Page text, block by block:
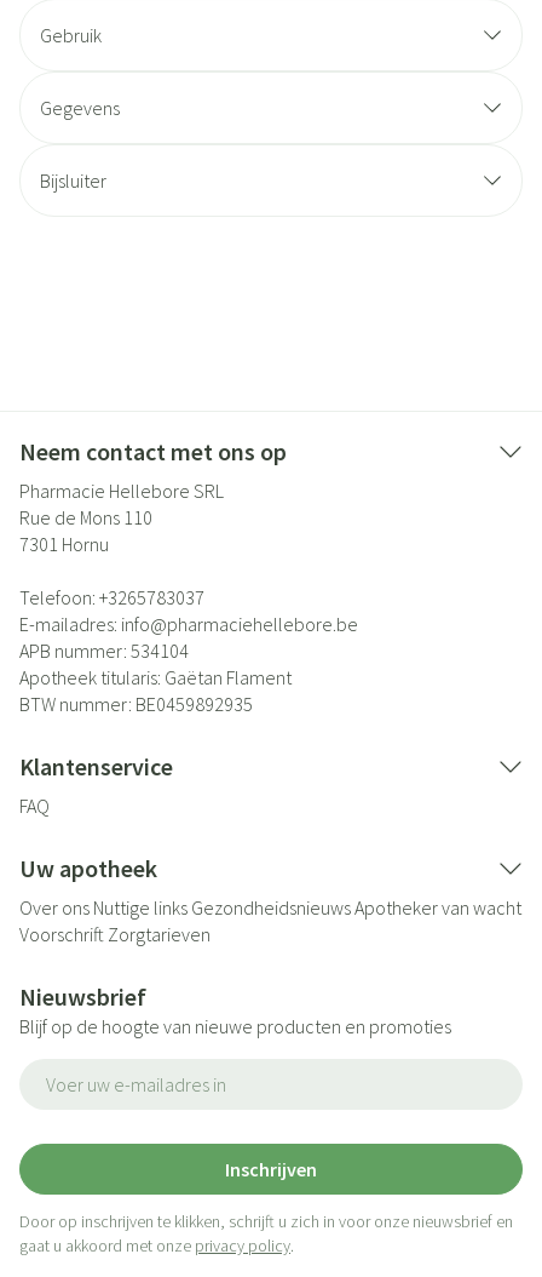
Gebruik
Gegevens
Bijsluiter
Neem contact met ons op
Pharmacie Hellebore SRL
Rue de Mons 110
7301 Hornu
Telefoon: +3265783037
E-mailadres: info@pharmaciehellebore.be
APB nummer: 534104
Apotheek titularis: Gaëtan Flament
BTW nummer: BE0459892935
Klantenservice
FAQ
Uw apotheek
Over ons Nuttige links GezondheidsnieuwsApotheker van wacht
Voorschrift Zorgtarieven
Nieuwsbrief
Blijf op de hoogte van nieuwe producten en promoties
Inschrijven
Door op inschrijven te klikken, schrijft u zich in voor onze nieuwsbrief en
gaat u akkoord met onze privacy policy.